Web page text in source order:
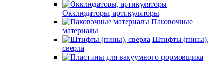
Окклюдаторы, артикуляторы
Паковочные
материалы
Штифты (пины),
сверла